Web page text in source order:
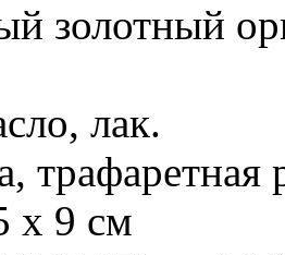
золотный
лак.
трафаретная
x 9 см